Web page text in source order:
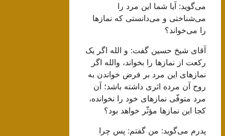
می‌گوید: آیا شما این مرد را
می‌شناختی و می‌دانستی که نمازها
را می‌خواند؟
آقای شیخ حسین گفت: و الله اگر یک
رکعت از نمازها را بخواند، والله اگر
نمازهای این مرد بر فرض خواندن به
روح آن مرده اثری داشته باشد؛ آن
مرد متوفّی نمازهای خود را نخوانده،
کجا این نمازها مؤثّر خواهد بود؟
پدرم می‌گوید: من گفتم: پس چرا